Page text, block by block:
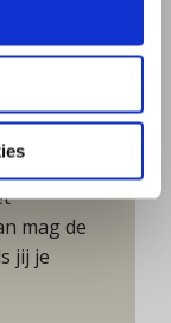
mag de
jij je